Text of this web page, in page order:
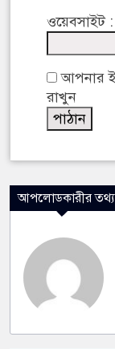
ওয়েবসাইট :
আপনার
রাখুন
আপলোডকারীর তথ্য